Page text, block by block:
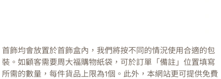
首飾均會放置於首飾盒內，我們將按不同的情況使用合適的包
裝。如顧客需要周大福購物紙袋，可於訂單「備註」位置填寫
所需的數量，每件貨品上限為1個。此外，本網站更可提供免費